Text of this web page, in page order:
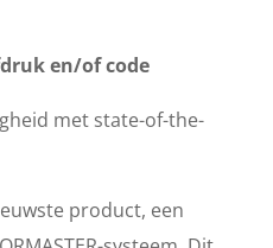
en/of code
met state-of-the-
product, een